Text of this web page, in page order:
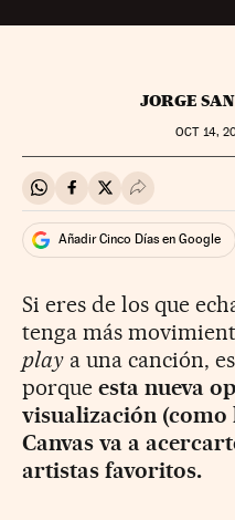
JORGE
OCT14,
Compartir en Whatsapp
Compartir en
Compartir en
Desplegar
Añadir Cinco Días en Google
Si eres de los que
tenga más
playa una canción,
porque esta nueva
visualización
Canvas va a
artistas favoritos.